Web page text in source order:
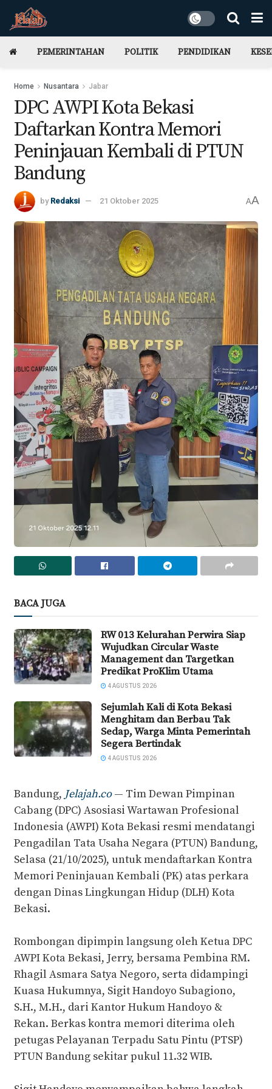
PEMERINTAHAN POLITIK PENDIDIKAN
Home Nusantara Jabar
DPC AWPI Kota Bekasi
Daftarkan Kontra Memori
Peninjauan Kembali di PTUN
Bandung
by Redaksi 21 Oktober 2025 AA
BACA JUGA
RW 013 Kelurahan Perwira Siap
Wujudkan Circular Waste
Management dan Targetkan
Predikat ProKlim Utama
4 AGUSTUS 2026
Sejumlah Kali di Kota Bekasi
Menghitam dan Berbau Tak
Sedap, Warga Minta Pemerintah
Segera Bertindak
4 AGUSTUS 2026
‎Bandung, Jelajah.co— Tim Dewan Pimpinan
Cabang (DPC) Asosiasi Wartawan Profesional
Indonesia (AWPI) Kota Bekasi resmi mendatangi
Pengadilan Tata Usaha Negara (PTUN) Bandung,
Selasa (21/10/2025), untuk mendaftarkan Kontra
Memori Peninjauan Kembali (PK) atas perkara
dengan Dinas Lingkungan Hidup (DLH) Kota
Bekasi.
‎Rombongan dipimpin langsung oleh Ketua DPC
AWPI Kota Bekasi, Jerry, bersama Pembina RM.
Rhagil Asmara Satya Negoro, serta didampingi
Kuasa Hukumnya, Sigit Handoyo Subagiono,
S.H., M.H., dari Kantor Hukum Handoyo &
Rekan. Berkas kontra memori diterima oleh
petugas Pelayanan Terpadu Satu Pintu (PTSP)
PTUN Bandung sekitar pukul 11.32 WIB.